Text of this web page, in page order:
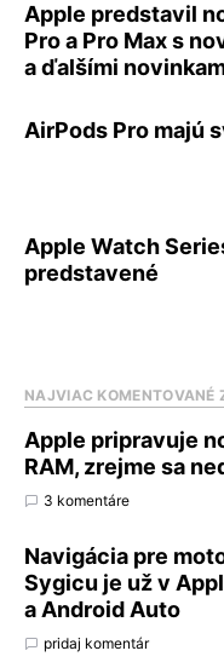
Apple predstavil
Pro a Pro Max s
a ďalšími
AirPods Pro majú
Apple Watch
predstavené
NAJVIAC KOMENTOVANÉ
Apple pripravuje
RAM, zrejme sa
3 komentáre
Navigácia pre
Sygicu je už v
a Android Auto
pridaj komentár